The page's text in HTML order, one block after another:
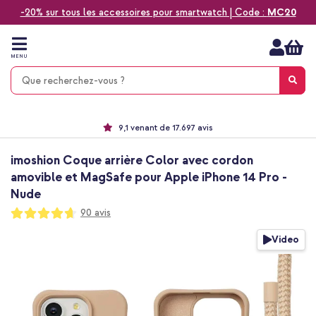
-20% sur tous les accessoires pour smartwatch | Code : MC20
Aller
contenu
MENU
Choisissez entre la livraison à domicile, rapide ou en point relais
Délai de rétractation de 60 jours
imoshion Coque arrière Color avec cordon
amovible et MagSafe pour Apple iPhone 14 Pro -
Nude
Notation:
93
100
90 avis
Video